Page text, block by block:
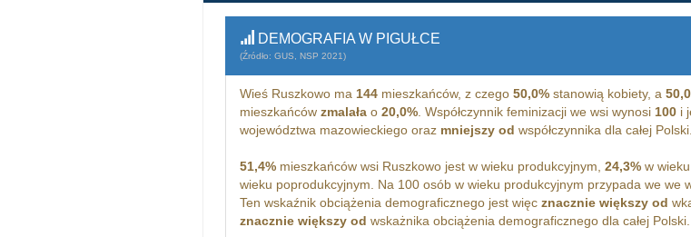
DEMOGRAFIA W PIGUŁCE
(Źródło: GUS, NSP 2021)
Wieś Ruszkowo ma 144mieszkańców, z czego 50,0%stanowią kobiety, a
mieszkańców zmalałao 20,0%. Współczynnik feminizacji we wsi wynosi 100i
województwa mazowieckiego oraz mniejszy od współczynnika dla całej Polski.
51,4%mieszkańców wsi Ruszkowo jest w wieku produkcyjnym, 24,3%w wieku
wieku poprodukcyjnym. Na 100 osób w wieku produkcyjnym przypada we we
Ten wskaźnik obciążenia demograficznego jest więc znacznie większy od
znacznie większy od wskażnika obciążenia demograficznego dla całej Polski.